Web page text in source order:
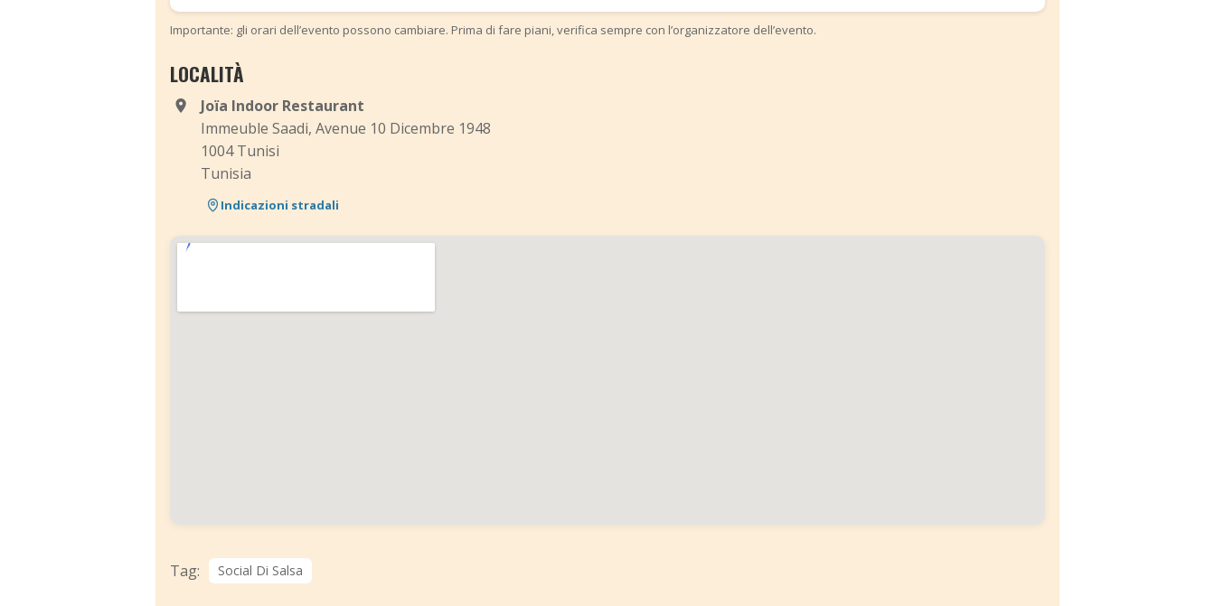
Importante: gli orari dell’evento possono cambiare. Prima di fare piani, verifica sempre con l’organizzatore dell’evento.
LOCALITÀ
Joïa Indoor Restaurant
Immeuble Saadi, Avenue 10 Dicembre 1948
1004 Tunisi
Tunisia
Indicazioni stradali
Tag: Social Di Salsa